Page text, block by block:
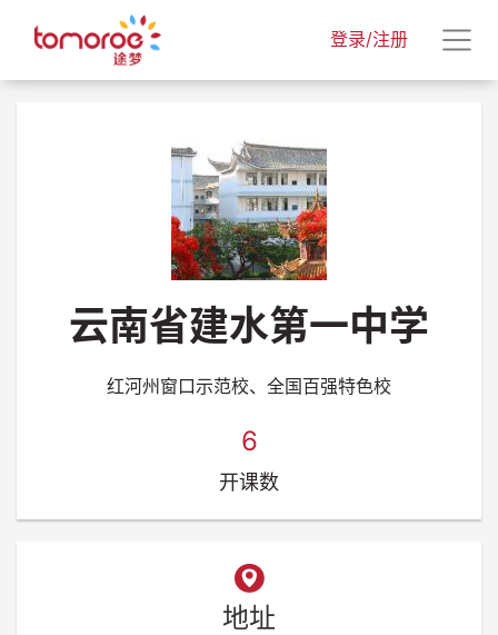
登录/注册
云南省建水第一中学
红河州窗口示范校、全国百强特色校
6
开课数
地址